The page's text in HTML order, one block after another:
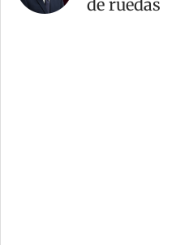
de ruedas